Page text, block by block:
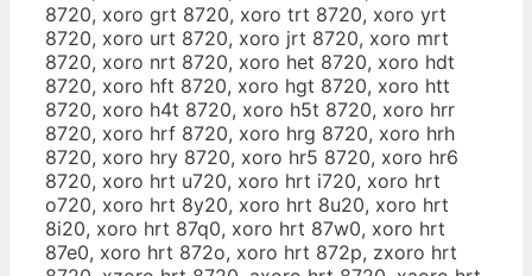
8720, xoro grt 8720, xoro trt 8720, xoro yrt
8720, xoro urt 8720, xoro jrt 8720, xoro mrt
8720, xoro nrt 8720, xoro het 8720, xoro hdt
8720, xoro hft 8720, xoro hgt 8720, xoro htt
8720, xoro h4t 8720, xoro h5t 8720, xoro hrr
8720, xoro hrf 8720, xoro hrg 8720, xoro hrh
8720, xoro hry 8720, xoro hr5 8720, xoro hr6
8720, xoro hrt u720, xoro hrt i720, xoro hrt
o720, xoro hrt 8y20, xoro hrt 8u20, xoro hrt
8i20, xoro hrt 87q0, xoro hrt 87w0, xoro hrt
87e0, xoro hrt 872o, xoro hrt 872p, zxoro hrt